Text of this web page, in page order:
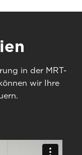
in der MRT-
wir Ihre